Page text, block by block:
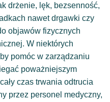
drżenie, lęk, bezsenność,
nawet drgawki czy
objawów fizycznych
W niektórych
pomóc w zarządzaniu
poważniejszym
czas trwania odtrucia
przez personel medyczny,